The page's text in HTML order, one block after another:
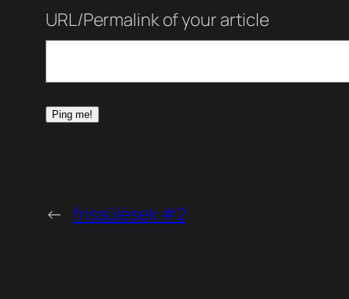
URL/Permalink of your article
← frissülések #2